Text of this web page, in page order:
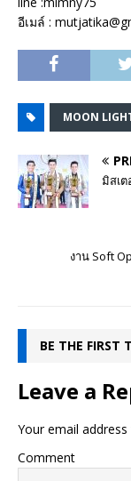
อีเมล์ :
MOON
มิสเต
งาน Soft
BE THE FIRST
Leave a
Your email
Comment